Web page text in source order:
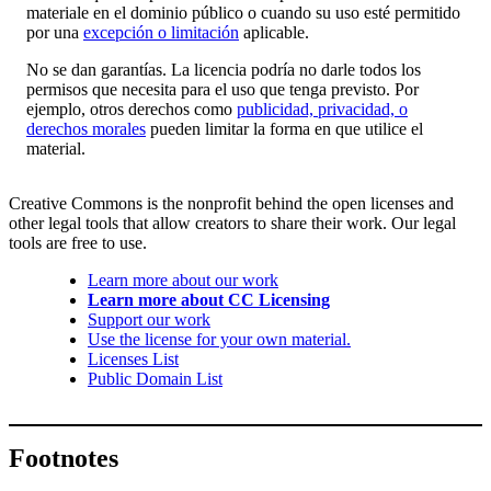
materiale en el dominio público o cuando su uso esté permitido
por una excepción o limitación aplicable.
No se dan garantías. La licencia podría no darle todos los
permisos que necesita para el uso que tenga previsto. Por
ejemplo, otros derechos como publicidad, privacidad, o
derechos morales pueden limitar la forma en que utilice el
material.
Creative Commons is the nonprofit behind the open licenses and
other legal tools that allow creators to share their work. Our legal
tools are free to use.
Learn more about our work
Learn more about CC Licensing
Support our work
Use the license for your own material.
Licenses List
Public Domain List
Footnotes